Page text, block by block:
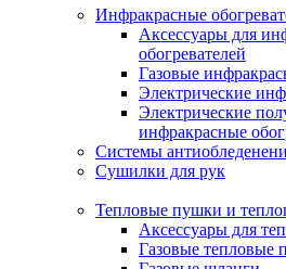
Инфракрасные
Аксессуары для
обогревателей
Газовые
Электрические
Электрические
инфракрасные
Системы
Сушилки для рук
Тепловые пушки и
Аксессуары для
Газовые тепловые